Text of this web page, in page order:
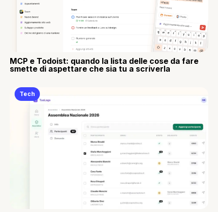
MCP e Todoist: quando la lista delle cose da fare
smette di aspettare che sia tu a scriverla
Tech